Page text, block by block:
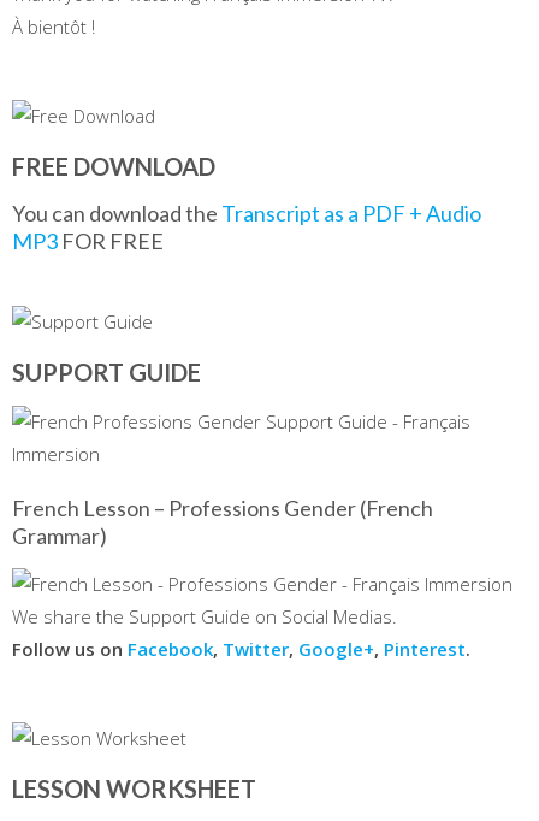
À bientôt !
FREE DOWNLOAD
You can download the Transcript as a PDF + Audio
MP3 FOR FREE
SUPPORT GUIDE
French Lesson – Professions Gender (French
Grammar)
We share the Support Guide on Social Medias.
Follow us on Facebook, Twitter, Google+, Pinterest.
LESSON WORKSHEET